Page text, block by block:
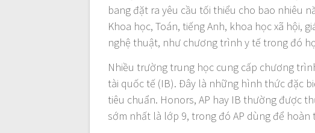
bang đặt ra yêu cầu tối thiểu cho bao nhiêu
Khoa học, Toán, tiếng Anh, khoa học xã hội,
nghệ thuật, như chương trình y tế trong đó
Nhiều trường trung học cung cấp chương
tài quốc tế (IB). Đây là những hình thức đặc
tiêu chuẩn. Honors, AP hay IB thường được
sớm nhất là lớp 9, trong đó AP dùng để